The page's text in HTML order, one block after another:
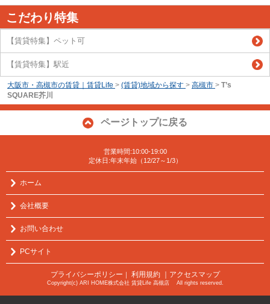
こだわり特集
【賃貸特集】ペット可
【賃貸特集】駅近
大阪市・高槻市の賃貸｜賃貸Life > (賃貸)地域から探す > 高槻市 > T’s
SQUARE芥川
ページトップに戻る
営業時間:10:00-19:00
定休日:年末年始（12/27～1/3）
ホーム
会社概要
お問い合わせ
PCサイト
プライバシーポリシー 利用規約 ｜アクセスマップ
Copyright(c) ARI HOME株式会社 賃貸Life 高槻店 All rights reserved.